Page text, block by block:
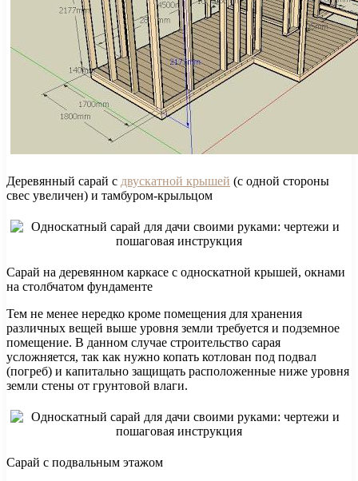
Деревянный сарай с двускатной крышей (с одной стороны
свес увеличен) и тамбуром-крыльцом
Сарай на деревянном каркасе с односкатной крышей, окнами
на столбчатом фундаменте
Тем не менее нередко кроме помещения для хранения
различных вещей выше уровня земли требуется и подземное
помещение. В данном случае строительство сарая
усложняется, так как нужно копать котлован под подвал
(погреб) и капитально защищать расположенные ниже уровня
земли стены от грунтовой влаги.
Сарай с подвальным этажом